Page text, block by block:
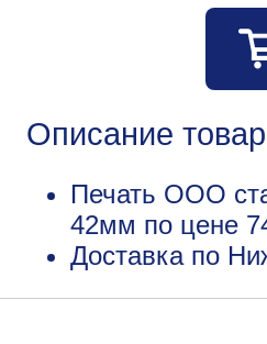
Описание
Печать ООО
42мм по цене
Доставка по